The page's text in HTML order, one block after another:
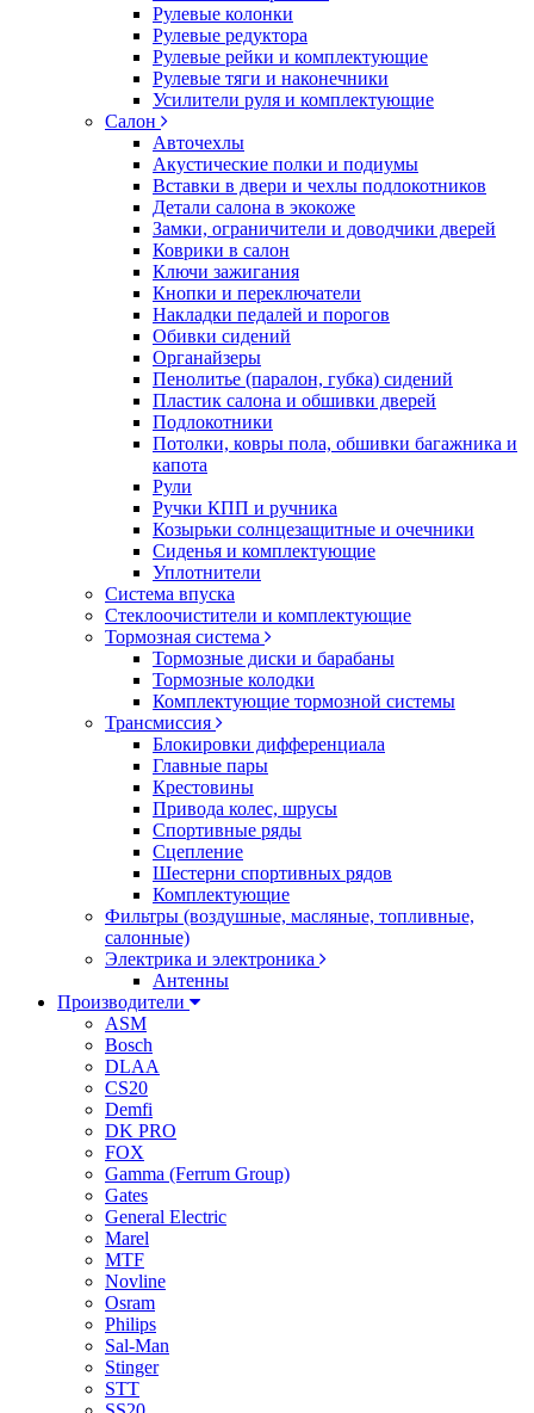
Рулевые колонки
Рулевые редуктора
Рулевые рейки и комплектующие
Рулевые тяги и наконечники
Усилители руля и комплектующие
Салон
Авточехлы
Акустические полки и подиумы
Вставки в двери и чехлы подлокотников
Детали салона в экокоже
Замки, ограничители и доводчики дверей
Коврики в салон
Ключи зажигания
Кнопки и переключатели
Накладки педалей и порогов
Обивки сидений
Органайзеры
Пенолитье (паралон, губка) сидений
Пластик салона и обшивки дверей
Подлокотники
Потолки, ковры пола, обшивки багажника и
капота
Рули
Ручки КПП и ручника
Козырьки солнцезащитные и очечники
Сиденья и комплектующие
Уплотнители
Система впуска
Стеклоочистители и комплектующие
Тормозная система
Тормозные диски и барабаны
Тормозные колодки
Комплектующие тормозной системы
Трансмиссия
Блокировки дифференциала
Главные пары
Крестовины
Привода колес, шрусы
Спортивные ряды
Сцепление
Шестерни спортивных рядов
Комплектующие
Фильтры (воздушные, масляные, топливные,
салонные)
Электрика и электроника
Антенны
Производители
ASM
Bosch
DLAA
CS20
Demfi
DK PRO
FOX
Gamma (Ferrum Group)
Gates
General Electric
Marel
MTF
Novline
Osram
Philips
Sal-Man
Stinger
STT